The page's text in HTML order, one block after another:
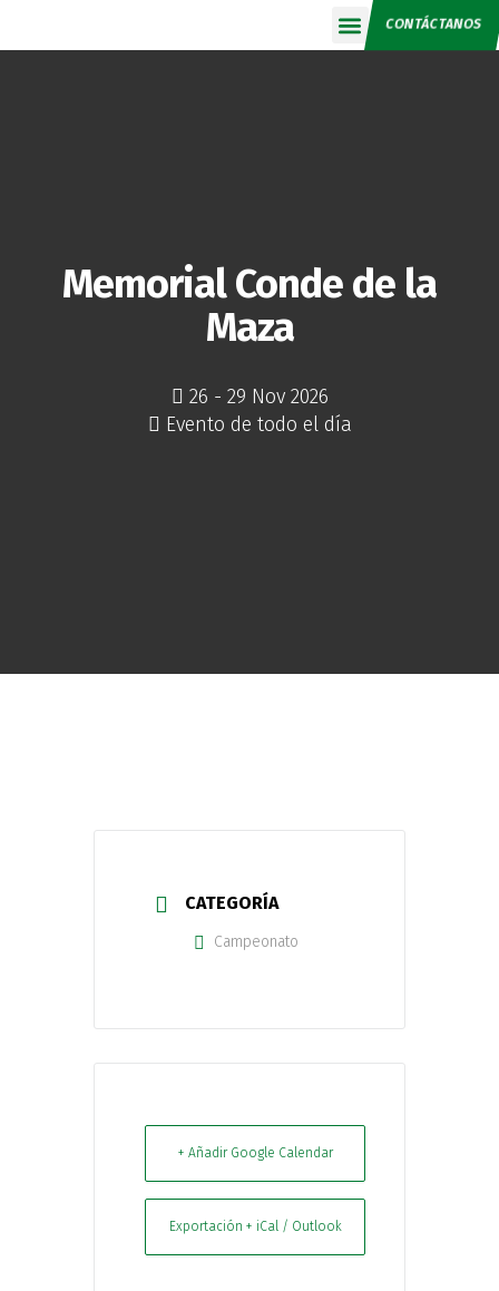
CONTÁCTANOS
Memorial Conde de la
Maza
26 - 29 Nov 2026
Evento de todo el día
CATEGORÍA
Campeonato
+ Añadir Google Calendar
Exportación + iCal / Outlook